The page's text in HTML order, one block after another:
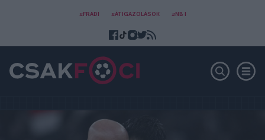
#FRADI #ÁTIGAZOLÁSOK #NB I